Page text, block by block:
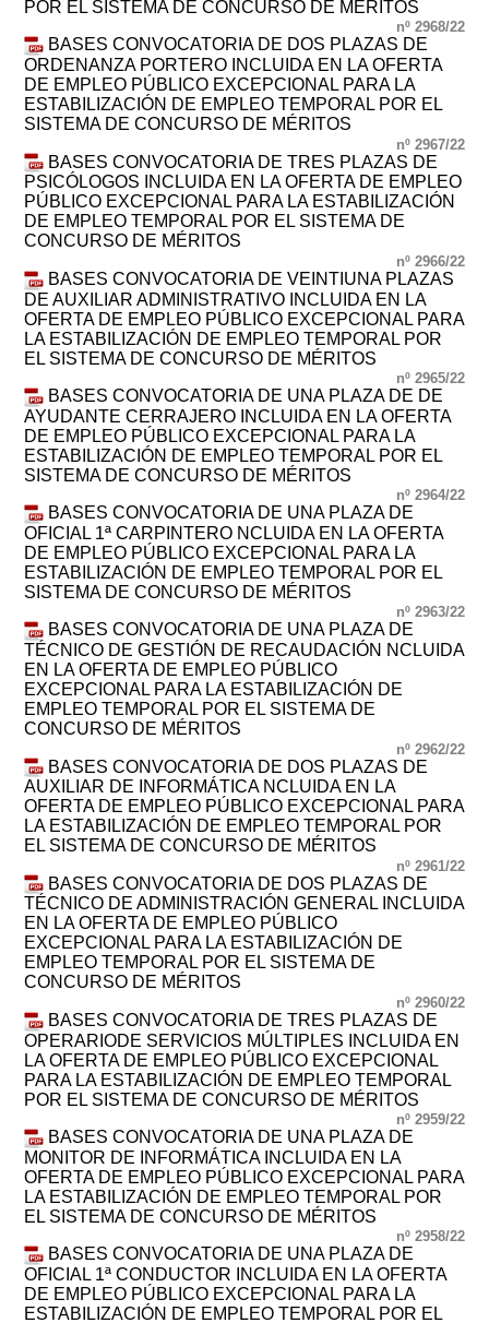
POR EL SISTEMA DE CONCURSO DE MÉRITOS
nº 2968/22
BASES CONVOCATORIA DE DOS PLAZAS DE
ORDENANZA PORTERO INCLUIDA EN LA OFERTA
DE EMPLEO PÚBLICO EXCEPCIONAL PARA LA
ESTABILIZACIÓN DE EMPLEO TEMPORAL POR EL
SISTEMA DE CONCURSO DE MÉRITOS
nº 2967/22
BASES CONVOCATORIA DE TRES PLAZAS DE
PSICÓLOGOS INCLUIDA EN LA OFERTA DE EMPLEO
PÚBLICO EXCEPCIONAL PARA LA ESTABILIZACIÓN
DE EMPLEO TEMPORAL POR EL SISTEMA DE
CONCURSO DE MÉRITOS
nº 2966/22
BASES CONVOCATORIA DE VEINTIUNA PLAZAS
DE AUXILIAR ADMINISTRATIVO INCLUIDA EN LA
OFERTA DE EMPLEO PÚBLICO EXCEPCIONAL PARA
LA ESTABILIZACIÓN DE EMPLEO TEMPORAL POR
EL SISTEMA DE CONCURSO DE MÉRITOS
nº 2965/22
BASES CONVOCATORIA DE UNA PLAZA DE DE
AYUDANTE CERRAJERO INCLUIDA EN LA OFERTA
DE EMPLEO PÚBLICO EXCEPCIONAL PARA LA
ESTABILIZACIÓN DE EMPLEO TEMPORAL POR EL
SISTEMA DE CONCURSO DE MÉRITOS
nº 2964/22
BASES CONVOCATORIA DE UNA PLAZA DE
OFICIAL 1ª CARPINTERO NCLUIDA EN LA OFERTA
DE EMPLEO PÚBLICO EXCEPCIONAL PARA LA
ESTABILIZACIÓN DE EMPLEO TEMPORAL POR EL
SISTEMA DE CONCURSO DE MÉRITOS
nº 2963/22
BASES CONVOCATORIA DE UNA PLAZA DE
TÉCNICO DE GESTIÓN DE RECAUDACIÓN NCLUIDA
EN LA OFERTA DE EMPLEO PÚBLICO
EXCEPCIONAL PARA LA ESTABILIZACIÓN DE
EMPLEO TEMPORAL POR EL SISTEMA DE
CONCURSO DE MÉRITOS
nº 2962/22
BASES CONVOCATORIA DE DOS PLAZAS DE
AUXILIAR DE INFORMÁTICA NCLUIDA EN LA
OFERTA DE EMPLEO PÚBLICO EXCEPCIONAL PARA
LA ESTABILIZACIÓN DE EMPLEO TEMPORAL POR
EL SISTEMA DE CONCURSO DE MÉRITOS
nº 2961/22
BASES CONVOCATORIA DE DOS PLAZAS DE
TÉCNICO DE ADMINISTRACIÓN GENERAL INCLUIDA
EN LA OFERTA DE EMPLEO PÚBLICO
EXCEPCIONAL PARA LA ESTABILIZACIÓN DE
EMPLEO TEMPORAL POR EL SISTEMA DE
CONCURSO DE MÉRITOS
nº 2960/22
BASES CONVOCATORIA DE TRES PLAZAS DE
OPERARIODE SERVICIOS MÚLTIPLES INCLUIDA EN
LA OFERTA DE EMPLEO PÚBLICO EXCEPCIONAL
PARA LA ESTABILIZACIÓN DE EMPLEO TEMPORAL
POR EL SISTEMA DE CONCURSO DE MÉRITOS
nº 2959/22
BASES CONVOCATORIA DE UNA PLAZA DE
MONITOR DE INFORMÁTICA INCLUIDA EN LA
OFERTA DE EMPLEO PÚBLICO EXCEPCIONAL PARA
LA ESTABILIZACIÓN DE EMPLEO TEMPORAL POR
EL SISTEMA DE CONCURSO DE MÉRITOS
nº 2958/22
BASES CONVOCATORIA DE UNA PLAZA DE
OFICIAL 1ª CONDUCTOR INCLUIDA EN LA OFERTA
DE EMPLEO PÚBLICO EXCEPCIONAL PARA LA
ESTABILIZACIÓN DE EMPLEO TEMPORAL POR EL